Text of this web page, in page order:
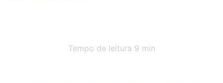
Tempo de leitura 9 min